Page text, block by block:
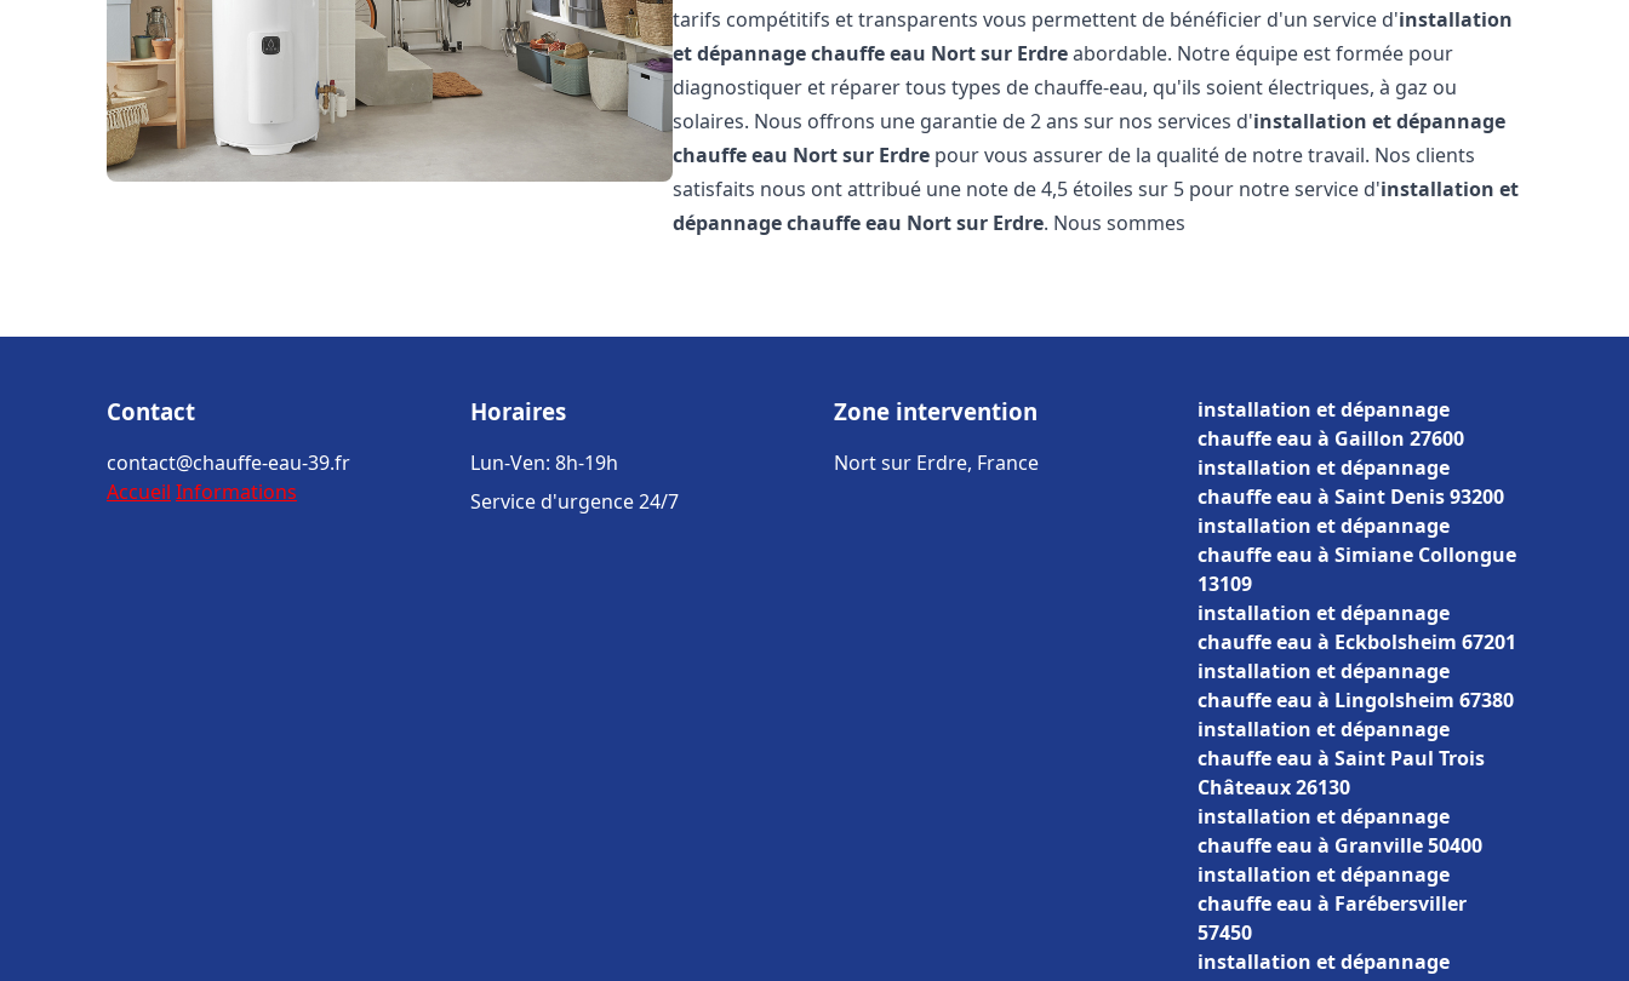
tarifs compétitifs et transparents vous permettent de bénéficier d'un service d'installation
et dépannage chauffe eau Nort sur Erdreabordable. Notre équipe est formée pour
diagnostiquer et réparer tous types de chauffe-eau, qu'ils soient électriques, à gaz ou
solaires. Nous offrons une garantie de 2 ans sur nos services d'installation et dépannage
chauffe eau Nort sur Erdre pour vous assurer de la qualité de notre travail. Nos clients
satisfaits nous ont attribué une note de 4,5 étoiles sur 5 pour notre service d'installation et
dépannage chauffe eau Nort sur Erdre. Nous sommes
Contact
contact@chauffe-eau-39.fr
Accueil Informations
Horaires
Lun-Ven: 8h-19h
Service d'urgence 24/7
Zone intervention
Nort sur Erdre, France
installation et dépannage
chauffe eau à Gaillon 27600
installation et dépannage
chauffe eau à Saint Denis 93200
installation et dépannage
chauffe eau à Simiane Collongue
13109
installation et dépannage
chauffe eau à Eckbolsheim 67201
installation et dépannage
chauffe eau à Lingolsheim 67380
installation et dépannage
chauffe eau à Saint Paul Trois
Châteaux 26130
installation et dépannage
chauffe eau à Granville 50400
installation et dépannage
chauffe eau à Farébersviller
57450
installation et dépannage